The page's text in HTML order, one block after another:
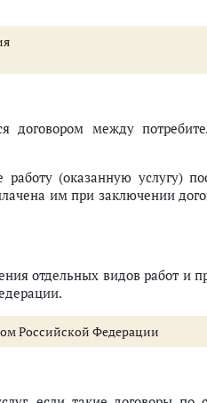
договором между
(оказанную услугу)
им при заключении
отдельных видов работ и
Российской Федерации